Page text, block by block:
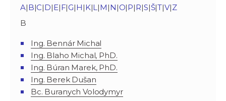
A|B|C|D|E|F|G|H|K|L |M|N|O|P|R|S|Š|T|V|Z
B
Ing. Bennár Michal
Ing. Blaho Michal, PhD.
Ing. Búran Marek, PhD.
Ing. Berek Dušan
Bc. Buranych Volodymyr